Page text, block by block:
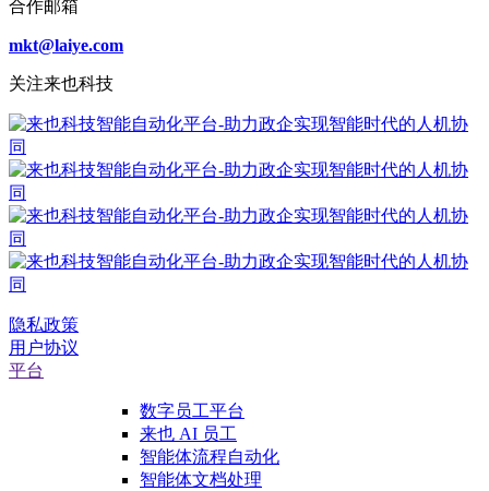
合作邮箱
mkt@laiye.com
关注来也科技
隐私政策
用户协议
平台
数字员工平台
来也 AI 员工
智能体流程自动化
智能体文档处理